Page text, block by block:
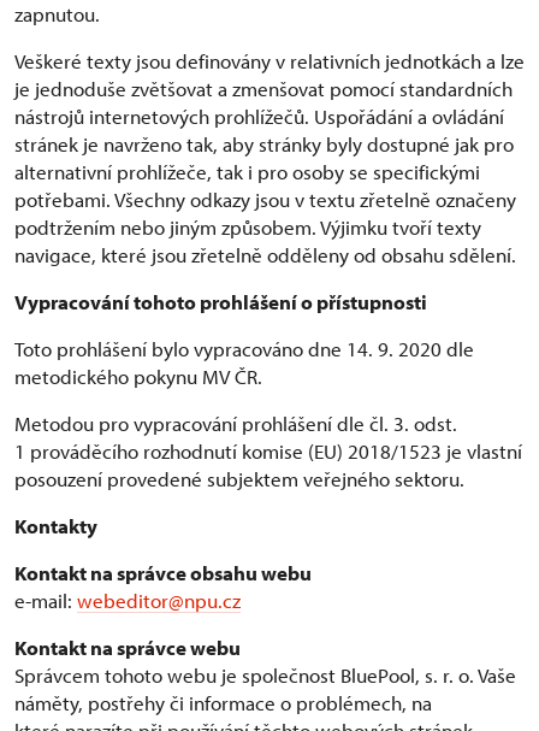
zapnutou.
Veškeré texty jsou definovány v relativních jednotkách a lze
je jednoduše zvětšovat a zmenšovat pomocí standardních
nástrojů internetových prohlížečů. Uspořádání a ovládání
stránek je navrženo tak, aby stránky byly dostupné jak pro
alternativní prohlížeče, tak i pro osoby se specifickými
potřebami. Všechny odkazy jsou v textu zřetelně označeny
podtržením nebo jiným způsobem. Výjimku tvoří texty
navigace, které jsou zřetelně odděleny od obsahu sdělení.
Vypracování tohoto prohlášení o přístupnosti
Toto prohlášení bylo vypracováno dne 14. 9. 2020 dle
metodického pokynu MV ČR.
Metodou pro vypracování prohlášení dle čl. 3. odst.
1 prováděcího rozhodnutí komise (EU) 2018/1523 je vlastní
posouzení provedené subjektem veřejného sektoru.
Kontakty
Kontakt na správce obsahu webu
e-mail: webeditor@npu.cz
Kontakt na správce webu
Správcem tohoto webu je společnost BluePool, s. r. o. Vaše
náměty, postřehy či informace o problémech, na